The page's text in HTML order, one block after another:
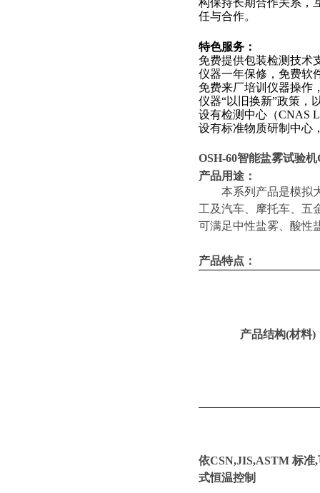
构保持长期合作关系，
任与合作。
特色服务：
免费提供包装检测技术
仪器一年保修，免费软
免费来厂培训仪器操作
仪器“以旧换新”政策，
设有检测中心（CNAS
设有标准物质研制中心
OSH-60智能盐雾试验机
产品用途：
本系列产品是模拟
工及汽车、摩托车、五
可满足中性盐雾、酸性
产品特点：
产品结构(材料)
依CSN,JIS,ASTM 标准
式恒温控制